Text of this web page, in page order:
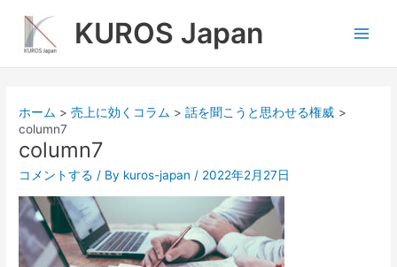
ス
KUROS Japan
ホーム 売上に効くコラム
話を聞こうと思わせる権威
column7
column7
コメントする / By kuros-japan / 2022年2月27日